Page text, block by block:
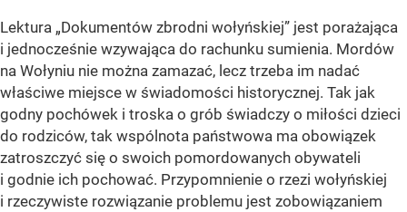
Lektura „Dokumentów zbrodni wołyńskiej” jest porażająca
i jednocześnie wzywająca do rachunku sumienia. Mordów
na Wołyniu nie można zamazać, lecz trzeba im nadać
właściwe miejsce w świadomości historycznej. Tak jak
godny pochówek i troska o grób świadczy o miłości dzieci
do rodziców, tak wspólnota państwowa ma obowiązek
zatroszczyć się o swoich pomordowanych obywateli
i godnie ich pochować. Przypomnienie o rzezi wołyńskiej
i rzeczywiste rozwiązanie problemu jest zobowiązaniem